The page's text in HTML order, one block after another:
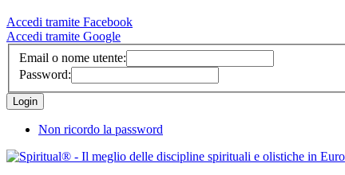
Accedi tramite Facebook
Accedi tramite Google
Email o nome utente:
Password:
Non ricordo la password